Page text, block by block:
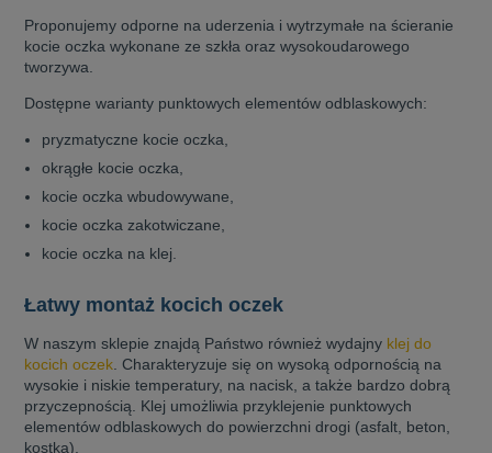
Proponujemy odporne na uderzenia i wytrzymałe na ścieranie
kocie oczka wykonane ze szkła oraz wysokoudarowego
tworzywa.
Dostępne warianty punktowych elementów odblaskowych:
pryzmatyczne kocie oczka,
okrągłe kocie oczka,
kocie oczka wbudowywane,
kocie oczka zakotwiczane,
kocie oczka na klej.
Łatwy montaż kocich oczek
W naszym sklepie znajdą Państwo również wydajny klej do
kocich oczek . Charakteryzuje się on wysoką odpornością na
wysokie i niskie temperatury, na nacisk, a także bardzo dobrą
przyczepnością. Klej umożliwia przyklejenie punktowych
elementów odblaskowych do powierzchni drogi (asfalt, beton,
kostka).